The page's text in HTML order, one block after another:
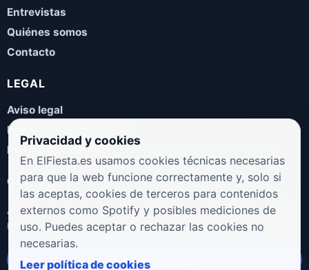
Entrevistas
Quiénes somos
Contacto
LEGAL
Aviso legal
Política de privacidad
Política de cookies
COLABORA
¿Eres artista, manager, sello o promotor? Envíanos tus
novedades, galas, entrevistas o propuestas musicales.
Enviar propuesta
Privacidad y cookies
En ElFiesta.es usamos cookies técnicas necesarias
para que la web funcione correctamente y, solo si
las aceptas, cookies de terceros para contenidos
externos como Spotify y posibles mediciones de
uso. Puedes aceptar o rechazar las cookies no
necesarias.
Leer política de cookies